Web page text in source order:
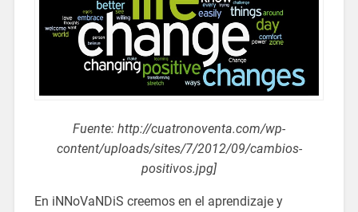
Fuente: http://cuatronoventa.com/wp-
content/uploads/sites/7/2012/09/cambios-
positivos.jpg]
En iNNoVaNDiS creemos en el aprendizaje y